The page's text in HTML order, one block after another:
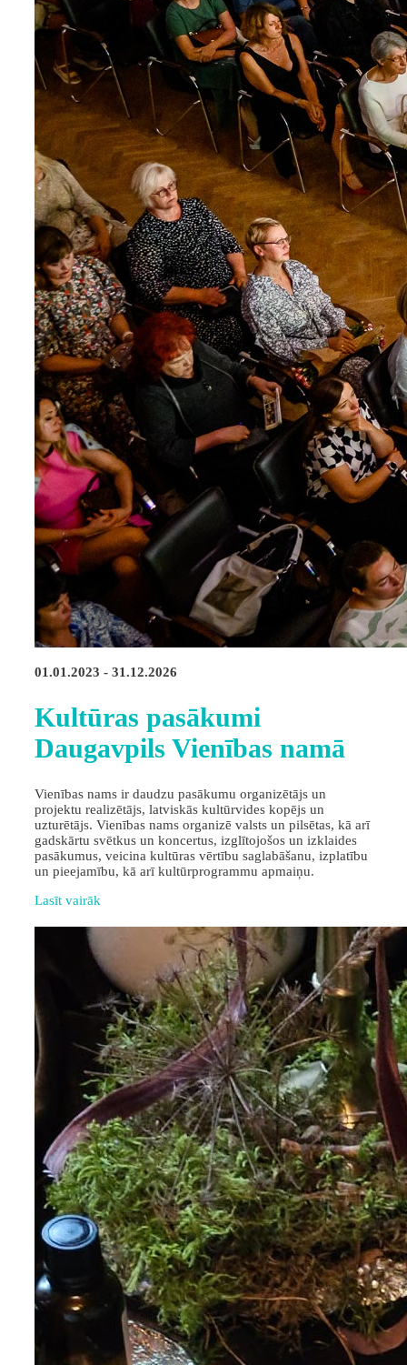
01.01.2023 - 31.12.2026
Kultūras pasākumi
Daugavpils Vienības namā
Vienības nams ir daudzu pasākumu organizētājs un
projektu realizētājs, latviskās kultūrvides kopējs un
uzturētājs. Vienības nams organizē valsts un pilsētas, kā arī
gadskārtu svētkus un koncertus, izglītojošos un izklaides
pasākumus, veicina kultūras vērtību saglabāšanu, izplatību
un pieejamību, kā arī kultūrprogrammu apmaiņu.
Lasīt vairāk